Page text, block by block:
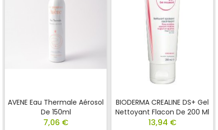
AVENE Eau Thermale Aérosol
De 150ml
7,06 €
BIODERMA CREALINE DS+ Gel
Nettoyant Flacon De 200 Ml
13,94 €